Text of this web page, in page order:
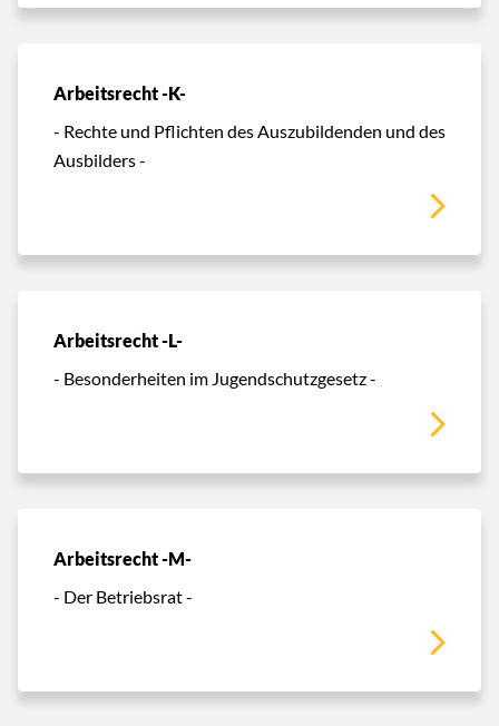
Arbeitsrecht -K-
- Rechte und Pflichten des Auszubildenden und des
Ausbilders -
Arbeitsrecht -L-
- Besonderheiten im Jugendschutzgesetz -
Arbeitsrecht -M-
- Der Betriebsrat -